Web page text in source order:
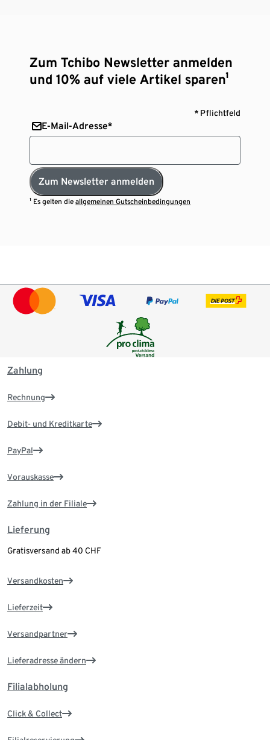
Zum Tchibo Newsletter anmelden
und 10% auf viele Artikel sparen¹
* Pflichtfeld
E-Mail-Adresse*
Zum Newsletter anmelden
¹ Es gelten dieallgemeinen Gutscheinbedingungen
Zahlung
Rechnung
Debit- und Kreditkarte
PayPal
Vorauskasse
Zahlung in der Filiale
Lieferung
Gratisversand ab 40 CHF
Versandkosten
Lieferzeit
Versandpartner
Lieferadresse ändern
Filialabholung
Click & Collect